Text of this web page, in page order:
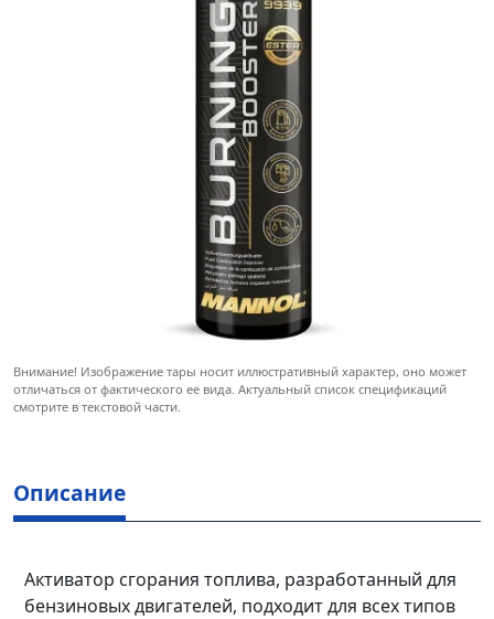
Внимание! Изображение тары носит иллюстративный характер, оно может
отличаться от фактического ее вида. Актуальный список спецификаций
смотрите в текстовой части.
Описание
Активатор сгорания топлива, разработанный для
бензиновых двигателей, подходит для всех типов